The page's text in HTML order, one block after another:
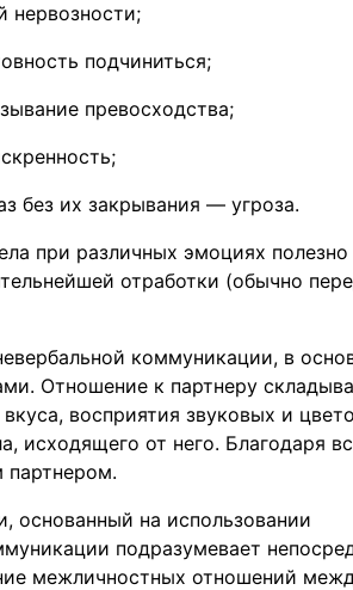
нервозности;
подчиниться;
превосходства;
без их закрывания — угроза.
при различных эмоциях полезно
отработки (обычно
коммуникации, в
Отношение к партнеру
восприятия звуковых и
исходящего от него. Благодаря
партнером.
основанный на использовании
подразумевает
межличностных отношений